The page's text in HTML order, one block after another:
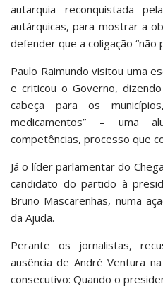
autarquia reconquistada
autárquicas, para mostrar a
defender que a coligação “não
Paulo Raimundo visitou uma
e criticou o Governo,
cabeça para os
medicamentos” – uma
competências, processo que
Já o líder parlamentar do
candidato do partido à
Bruno Mascarenhas, numa
da Ajuda.
Perante os jornalistas,
ausência de André Ventura
consecutivo: Quando o